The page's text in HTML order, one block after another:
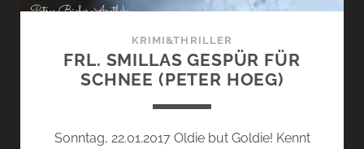
KRIMI&THRILLER
FRL. SMILLAS GESPÜR FÜR
SCHNEE (PETER HOEG)
Sonntag, 22.01.2017 Oldie but Goldie! Kennt